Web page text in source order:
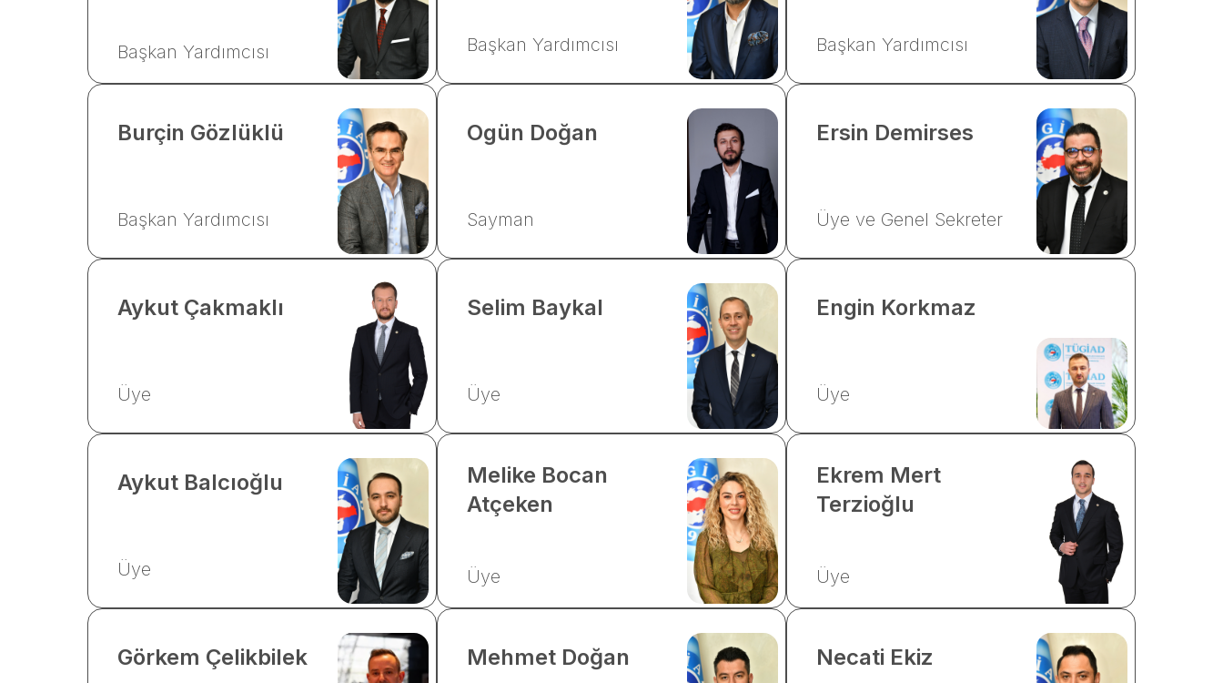
Başkan Yardımcısı Başkan Yardımcısı Başkan Yardımcısı
Burçin Gözlüklü
Başkan Yardımcısı
Ogün Doğan
Sayman
Ersin Demirses
Üye ve Genel Sekreter
Aykut Çakmaklı
Üye
Selim Baykal
Üye
Engin Korkmaz
Üye
Aykut Balcıoğlu
Üye
Melike Bocan
Atçeken
Üye
Ekrem Mert
Terzioğlu
Üye
Görkem Çelikbilek Mehmet Doğan Necati Ekiz